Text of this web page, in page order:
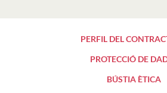
PERFIL DEL
PROTECCIÓ DE
BÚSTIA ÈTICA